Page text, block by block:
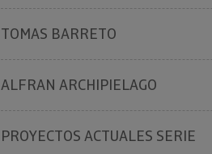
TOMAS BARRETO
ALFRAN ARCHIPIELAGO
PROYECTOS ACTUALES SERIE